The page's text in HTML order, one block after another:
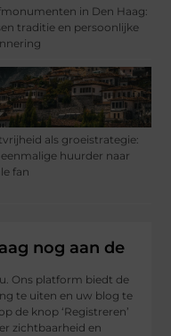
in Den Haag:
traditie en persoonlijke
als groeistrategie:
huurder naar
fan
nog aan de
Ons platform biedt de
te uiten en uw blog te
de knop ‘Registreren’
zichtbaarheid en